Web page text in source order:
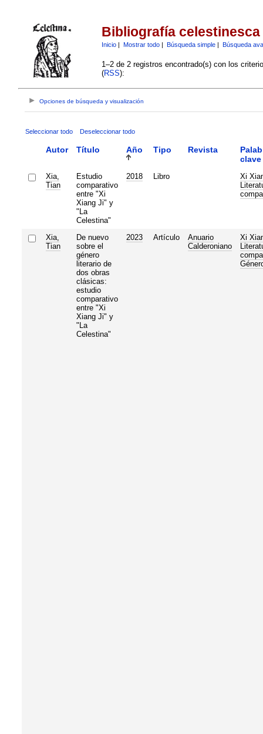
Bibliografía celestinesca
Inicio| Mostrar todo| Búsqueda simple| Búsqueda
1–2 de 2 registros encontrado(s) con los
(RSS):
Opciones de búsqueda y visualización
Seleccionar todo Deseleccionar todo
Autor Título Año Tipo Revista
clave
Xia,
Tian
Estudio
comparativo
entre "Xi
Xiang Ji" y
"La
Celestina"
2018 Libro
Xi
Xia,
Tian
De nuevo
sobre el
género
literario de
dos obras
clásicas:
estudio
comparativo
entre "Xi
Xiang Ji" y
"La
Celestina"
2023 Artículo
Anuario
Calderoniano
Xi